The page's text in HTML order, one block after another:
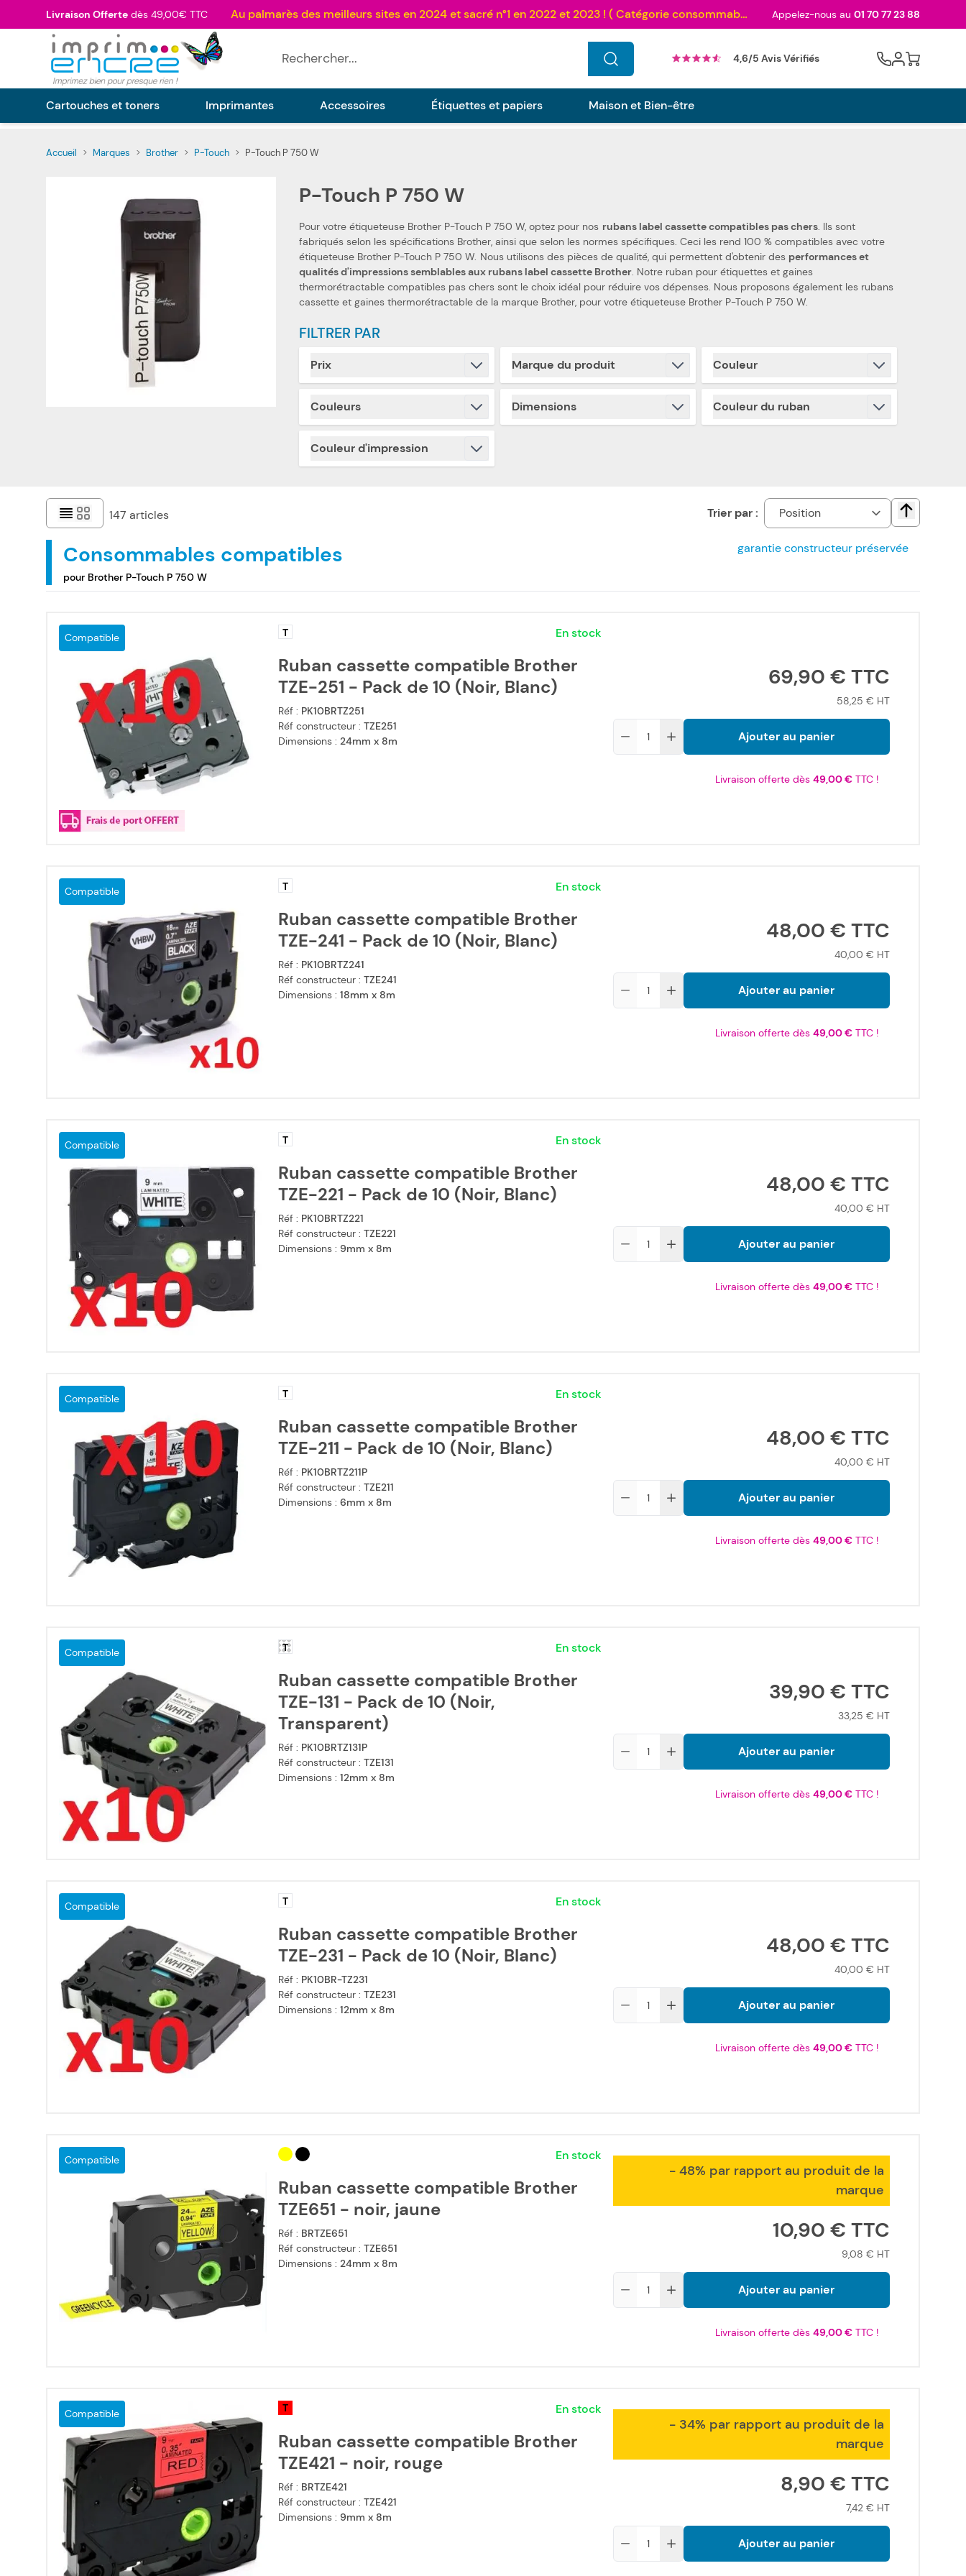
Livraison Offerte dès 49,00€ TTC Au palmarès des meilleurs sites en 2024 et sacré n°1 en 2022 et 2023 ! ( Catégorie consommables) Appelez-nous au 01 70 77 23 88
4,6/5 Avis Vérifiés Cart
Cartouches et toners Imprimantes Accessoires Étiquettes et papiers Maison et Bien-être
Accueil > Marques > Brother > P-Touch > P-Touch P 750 W
P-Touch P 750 W
Pour votre étiqueteuse Brother P-Touch P 750 W, optez pour nos rubans label cassette compatibles pas chers. Ils sont
fabriqués selon les spécifications Brother, ainsi que selon les normes spécifiques. Ceci les rend 100 % compatibles avec votre
étiqueteuse Brother P-Touch P 750 W. Nous utilisons des pièces de qualité, qui permettent d'obtenir des performances et
qualités d'impressions semblables aux rubans label cassette Brother. Notre ruban pour étiquettes et gaines
thermorétractable compatibles pas chers sont le choix idéal pour réduire vos dépenses. Nous proposons également les rubans
cassette et gaines thermorétractable de la marque Brother, pour votre étiqueteuse Brother P-Touch P 750 W.
FILTRER PAR
Prix
filter
Marque du produit
filter
Couleur
filter
Couleurs
filter
Dimensions
filter
Couleur du ruban
filter
Couleur d'impression
filter
147 articles Trier par : Change
Consommables compatibles garantie constructeur préservée
pour Brother P-Touch P 750 W
Compatible T En stock
Ruban cassette compatible Brother
TZE-251 - Pack de 10 (Noir, Blanc)
Réf : PK10BRTZ251
Réf constructeur : TZE251
Dimensions : 24mm x 8m
69,90 €
58,25 €
Ajouter au panier
Livraison offerte dès 49,00 €TTC !
Compatible T En stock
Ruban cassette compatible Brother
TZE-241 - Pack de 10 (Noir, Blanc)
Réf : PK10BRTZ241
Réf constructeur : TZE241
Dimensions : 18mm x 8m
48,00 €
40,00 €
Ajouter au panier
Livraison offerte dès 49,00 €TTC !
Compatible T En stock
Ruban cassette compatible Brother
TZE-221 - Pack de 10 (Noir, Blanc)
Réf : PK10BRTZ221
Réf constructeur : TZE221
Dimensions : 9mm x 8m
48,00 €
40,00 €
Ajouter au panier
Livraison offerte dès 49,00 €TTC !
Compatible T En stock
Ruban cassette compatible Brother
TZE-211 - Pack de 10 (Noir, Blanc)
Réf : PK10BRTZ211P
Réf constructeur : TZE211
Dimensions : 6mm x 8m
48,00 €
40,00 €
Ajouter au panier
Livraison offerte dès 49,00 €TTC !
Compatible T En stock
Ruban cassette compatible Brother
TZE-131 - Pack de 10 (Noir,
Transparent)
Réf : PK10BRTZ131P
Réf constructeur : TZE131
Dimensions : 12mm x 8m
39,90 €
33,25 €
Ajouter au panier
Livraison offerte dès 49,00 €TTC !
Compatible T En stock
Ruban cassette compatible Brother
TZE-231 - Pack de 10 (Noir, Blanc)
Réf : PK10BR-TZ231
Réf constructeur : TZE231
Dimensions : 12mm x 8m
48,00 €
40,00 €
Ajouter au panier
Livraison offerte dès 49,00 €TTC !
Compatible En stock
Ruban cassette compatible Brother
TZE651 - noir, jaune
Réf : BRTZE651
Réf constructeur : TZE651
Dimensions : 24mm x 8m
- 48% par rapport au produit de la
marque
10,90 €
9,08 €
Ajouter au panier
Livraison offerte dès 49,00 €TTC !
Compatible T En stock
Ruban cassette compatible Brother
TZE421 - noir, rouge
Réf : BRTZE421
Réf constructeur : TZE421
Dimensions : 9mm x 8m
- 34% par rapport au produit de la
marque
8,90 €
7,42 €
Ajouter au panier